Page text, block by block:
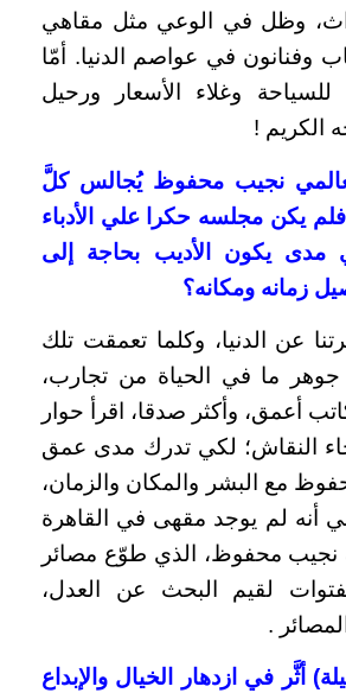
وظل في الوعي مثل مقاهي
وفنانون في عواصم الدنيا.
أمّا
للسياحة وغلاء الأسعار ورحيل
الكريم !
نجيب محفوظ يُجالس كلَّ
يكن مجلسه حكرا علي الأدباء
يكون الأديب بحاجة إلى
زمانه ومكانه؟
عن الدنيا، وكلما تعمقت تلك
جوهر ما في الحياة من تجارب،
أعمق، وأكثر صدقا، اقرأ حوار
النقاش؛ لكي تدرك مدى عمق
مع البشر والمكان والزمان،
أنه لم يوجد مقهى في القاهرة
نجيب محفوظ، الذي طوّع مصائر
لقيم البحث عن العدل،
.
أثَّر في ازدهار الخيال والإبداع